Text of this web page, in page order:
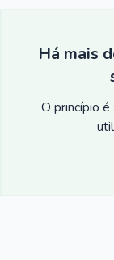
Há mais
O princípio